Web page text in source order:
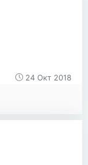
24 Окт 2018